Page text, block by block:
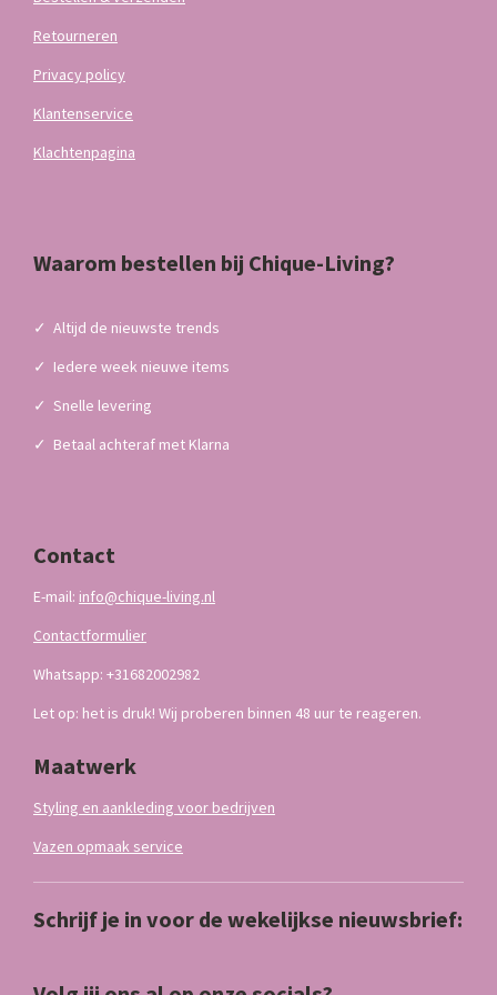
Retourneren
Privacy policy
Klantenservice
Klachtenpagina
Waarom bestellen bij Chique-Living?
✓ Altijd de nieuwste trends
✓ Iedere week nieuwe items
✓ Snelle levering
✓ Betaal achteraf met Klarna
Contact
E-mail: info@chique-living.nl
Contactformulier
Whatsapp: +31682002982
Let op: het is druk! Wij proberen binnen 48 uur te reageren.
Maatwerk
Styling en aankleding voor bedrijven
Vazen opmaak service
Schrijf je in voor de wekelijkse nieuwsbrief: